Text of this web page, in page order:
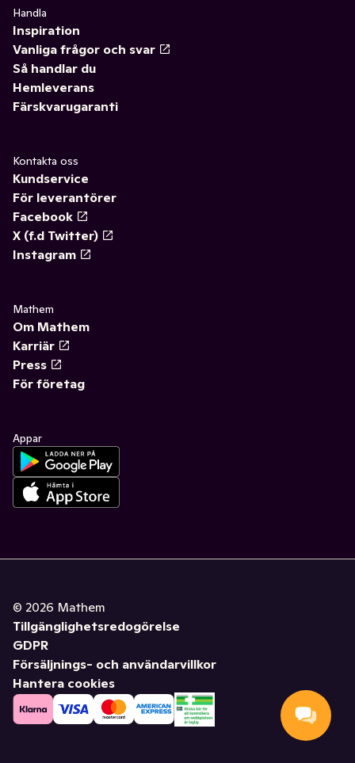
Handla
Inspiration
Vanliga frågor och svar
Så handlar du
Hemleverans
Färskvarugaranti
Kontakta oss
Kundservice
För leverantörer
Facebook
X (f.d Twitter)
Instagram
Mathem
Om Mathem
Karriär
Press
För företag
Appar
© 2026 Mathem
Tillgänglighetsredogörelse
GDPR
Försäljnings- och användarvillkor
Hantera cookies